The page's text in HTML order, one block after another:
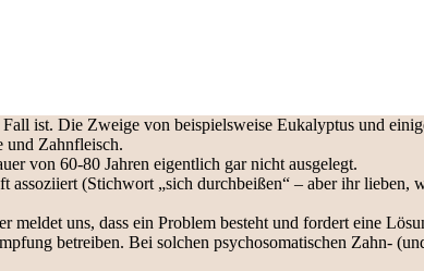
ist. Die Zweige von beispielsweise Eukalyptus und
und Zahnfleisch.
von 60-80 Jahren eigentlich gar nicht ausgelegt.
assoziiert (Stichwort „sich durchbeißen“ – aber ihr lieben,
meldet uns, dass ein Problem besteht und fordert eine
betreiben. Bei solchen psychosomatischen Zahn-